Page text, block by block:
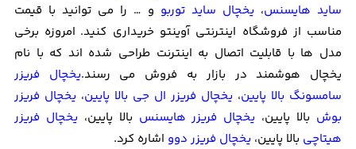
ساید هایسنس، یخچال ساید توربو و … را می توانید با قیمت
مناسب از فروشگاه اینترنتی آوینتو خریداری کنید. امروزه برخی
مدل ها با قابلیت اتصال به اینترنت طراحی شده اند که با نام
یخچال هوشمند در بازار به فروش می رسند.یخچال فریزر
سامسونگ بالا پایین، یخچال فریزر ال جی بالا پایین، یخچال فریزر
بوش بالا پایین، یخچال فریزر هایسنس بالا پایین، یخچال فریزر
هیتاچی بالا پایین، یخچال فریزر دوو اشاره کرد.